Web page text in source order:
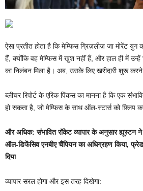
ऐसा प्रतीत होता है कि मेम्फिस ग्रिज़लीज़ जा मोरेंट युग
हैं, क्योंकि वह मेम्फिस में खुश नहीं हैं, और हाल ही में
का निलंबन मिला है। अब, उसके लिए खरीदारी शुरू
ब्लीचर रिपोर्ट के एरिक पिंकस का मानना ​​है कि एक
हो सकता है, जो मेम्फिस के साथ ऑल-स्टार्स को फ़्लिप
और अधिक: संभावित रॉकेट व्यापार के अनुसार ह्यूस्टन
ऑल-डिफेंसिव एनबीए चैंपियन का अधिग्रहण किया,
दिया
व्यापार सरल होगा और इस तरह दिखेगा: